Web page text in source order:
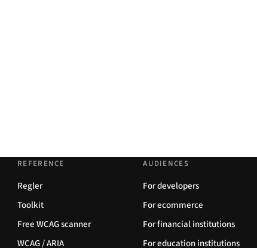
REFERENCE
Regler
Toolkit
Free WCAG scanner
WCAG / ARIA
AUDIENCES
For developers
For ecommerce
For financial institutions
For education institutions